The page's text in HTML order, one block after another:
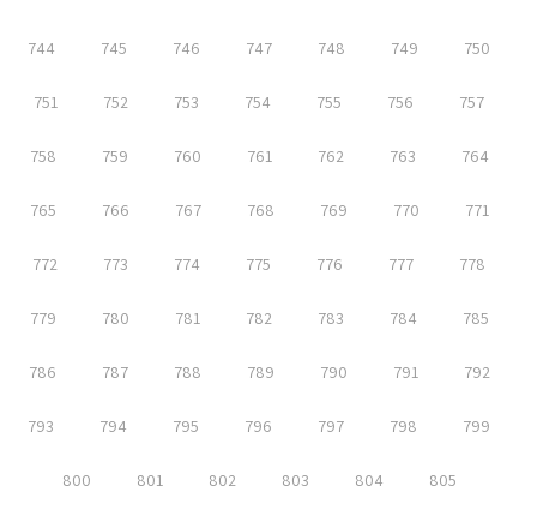
744 745 746 747 748 749 750
751 752 753 754 755 756 757
758 759 760 761 762 763 764
765 766 767 768 769 770 771
772 773 774 775 776 777 778
779 780 781 782 783 784 785
786 787 788 789 790 791 792
793 794 795 796 797 798 799
800 801 802 803 804 805